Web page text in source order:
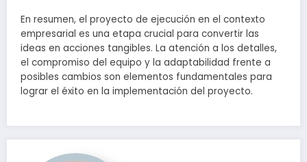
En resumen, el proyecto de ejecución en el contexto
empresarial es una etapa crucial para convertir las
ideas en acciones tangibles. La atención a los detalles,
el compromiso del equipo y la adaptabilidad frente a
posibles cambios son elementos fundamentales para
lograr el éxito en la implementación del proyecto.